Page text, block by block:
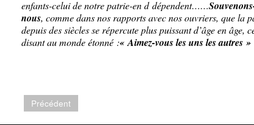
enfants-celui de notre patrie-en d dépendent……
nous, comme dans nos rapports avec nos ouvriers, que la
depuis des siècles se répercute plus puissant d’âge en
disant au monde étonné :« Aimez-vous les uns les autres »
Précédent